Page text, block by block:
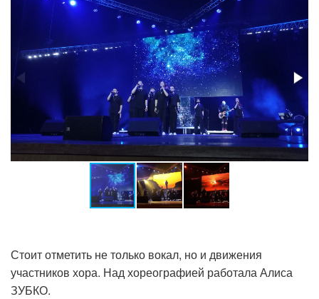
Стоит отметить не только вокал, но и движения
участников хора. Над хореографией работала Алиса
ЗУБКО.